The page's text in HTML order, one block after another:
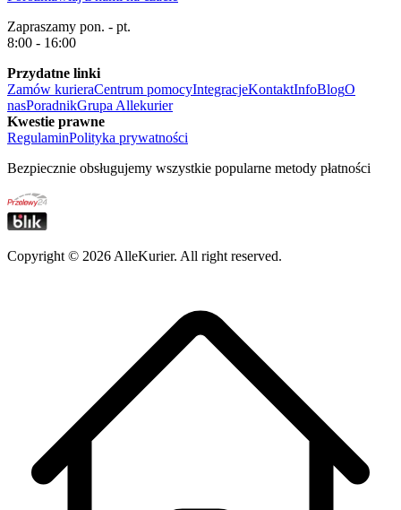
Zapraszamy pon. - pt.
8:00 - 16:00
Przydatne linki
Zamów kurieraCentrum pomocyIntegracjeKontaktInfoBlogO
nasPoradnikGrupa Allekurier
Kwestie prawne
RegulaminPolityka prywatności
Bezpiecznie obsługujemy wszystkie popularne metody płatności
Copyright © 2026 AlleKurier. All right reserved.